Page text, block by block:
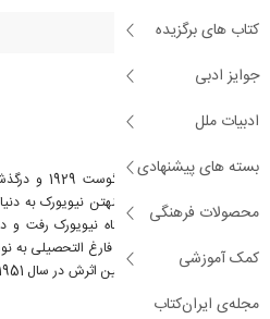
کتاب های برگزیده
جوایز ادبی
ادبیات ملل
بسته های پیشنهادی
محصولات فرهنگی
کمک آموزشی
مجله‌ی ایران‌کتاب
درباره آیرا لوین
آمریکایی بود. لوین در منهتن نیویورک به
دریک و سپس به دانشگاه نیویورک رفت و
تحصیل کرد. لوین پس از فارغ التحصیلی به
گرفت.